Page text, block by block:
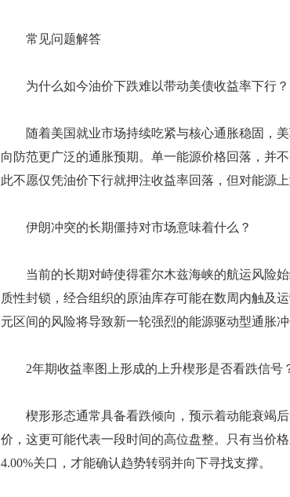
常见问题解答
为什么如今油价下跌难以带动美债收益率下行？
随着美国就业市场持续吃紧与核心通胀稳固，美
向防范更广泛的通胀预期。单一能源价格回落，并
此不愿仅凭油价下行就押注收益率回落，但对能源上
伊朗冲突的长期僵持对市场意味着什么？
当前的长期对峙使得霍尔木兹海峡的航运风险始
质性封锁，经合组织的原油库存可能在数周内触及
元区间的风险将导致新一轮强烈的能源驱动型通胀冲
2年期收益率图上形成的上升楔形是否看跌信号
楔形形态通常具备看跌倾向，预示着动能衰竭后
价，这更可能代表一段时间的高位盘整。只有当价
4.00%关口，才能确认趋势转弱并向下寻找支撑。